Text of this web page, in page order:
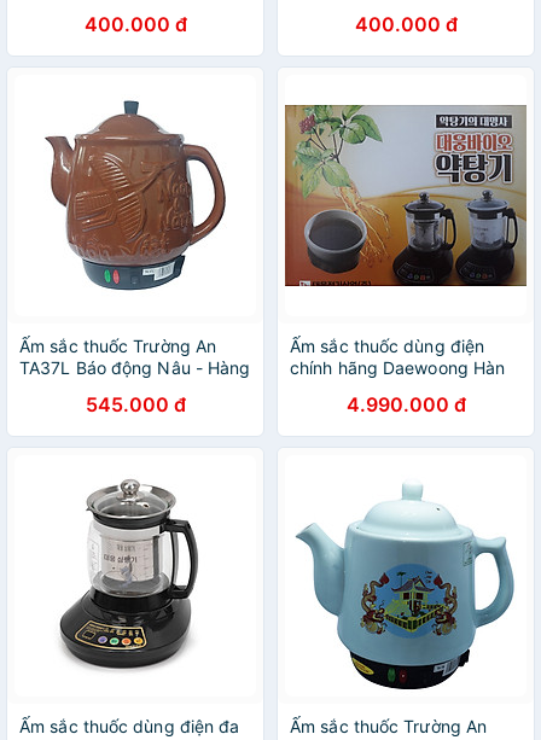
dụng - Siêu thuốc
400.000 đ
dụng - Siêu thuốc
400.000 đ
Ấm sắc thuốc Trường An
TA37L Báo động Nâu - Hàng
545.000 đ
Ấm sắc thuốc dùng điện
chính hãng Daewoong Hàn
4.990.000 đ
Ấm sắc thuốc dùng điện đa
Ấm sắc thuốc Trường An